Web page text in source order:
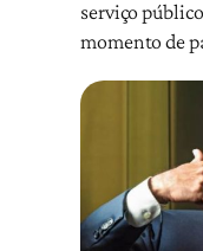
serviço
momento de